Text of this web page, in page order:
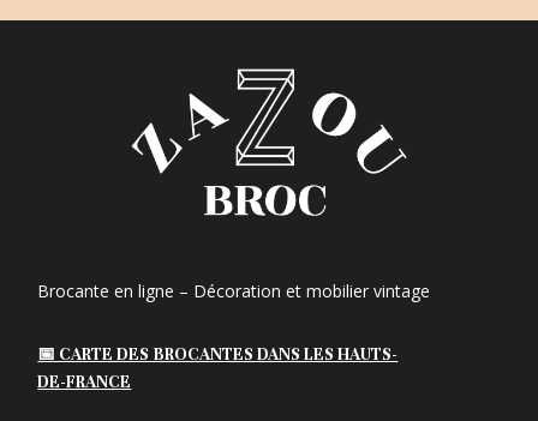
Brocante en ligne – Décoration et mobilier vintage
📅 CARTE DES BROCANTES DANS LES HAUTS-
DE-FRANCE